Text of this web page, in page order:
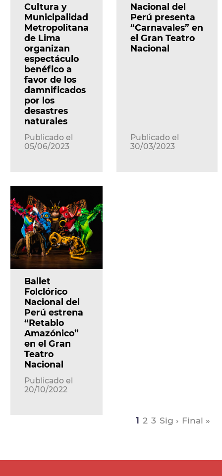
Cultura y
Municipalidad
Metropolitana
de Lima
organizan
espectáculo
benéfico a
favor de los
damnificados
por los
desastres
naturales
Publicado el
05/06/2023
Nacional del
Perú presenta
“Carnavales” en
el Gran Teatro
Nacional
Publicado el
30/03/2023
Ballet
Folclórico
Nacional del
Perú estrena
“Retablo
Amazónico”
en el Gran
Teatro
Nacional
Publicado el
20/10/2022
1 2 3 Sig › Final »